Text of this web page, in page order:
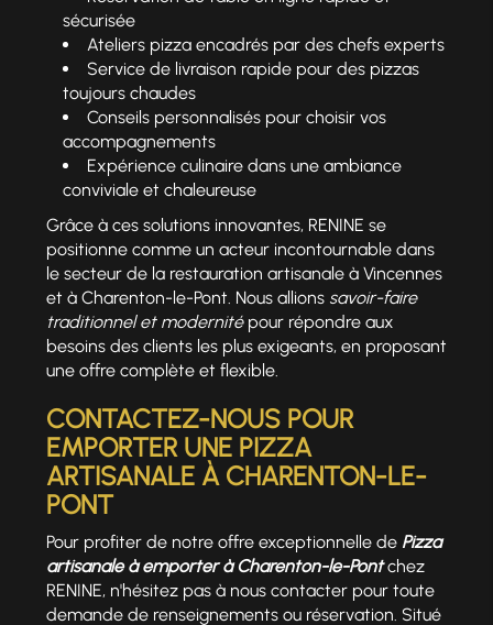
sécurisée
Ateliers pizza encadrés par des chefs experts
Service de livraison rapide pour des pizzas
toujours chaudes
Conseils personnalisés pour choisir vos
accompagnements
Expérience culinaire dans une ambiance
conviviale et chaleureuse
Grâce à ces solutions innovantes, RENINE se
positionne comme un acteur incontournable dans
le secteur de la restauration artisanale à Vincennes
et à Charenton-le-Pont. Nous allions savoir-faire
traditionnel et modernitépour répondre aux
besoins des clients les plus exigeants, en proposant
une offre complète et flexible.
CONTACTEZ-NOUS POUR
EMPORTER UNE PIZZA
ARTISANALE À CHARENTON-LE-
PONT
Pour profiter de notre offre exceptionnelle de Pizza
artisanale à emporter à Charenton-le-Pontchez
RENINE, n'hésitez pas à nous contacter pour toute
demande de renseignements ou réservation. Situé